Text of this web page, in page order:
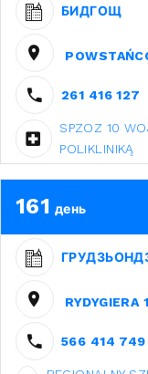
БИДГОЩ
261 416 127
SPZOZ 10
POLIKLINIKĄ
161 день
RYDYGIERA
566 414 749